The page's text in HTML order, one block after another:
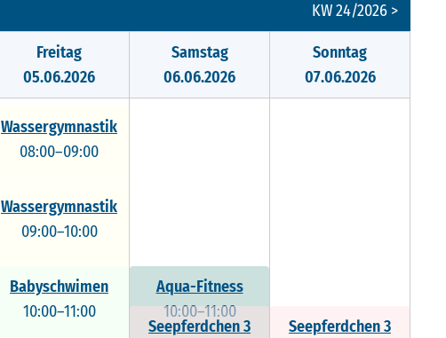
KW 24/2026 >
Freitag
05.06.2026
Samstag
06.06.2026
Sonntag
07.06.2026
Wassergymnastik
08:00–09:00
Wassergymnastik
09:00–10:00
Babyschwimen
10:00–11:00
Aqua-Fitness
10:00–11:00
Seepferdchen 3
Seepferdchen 3